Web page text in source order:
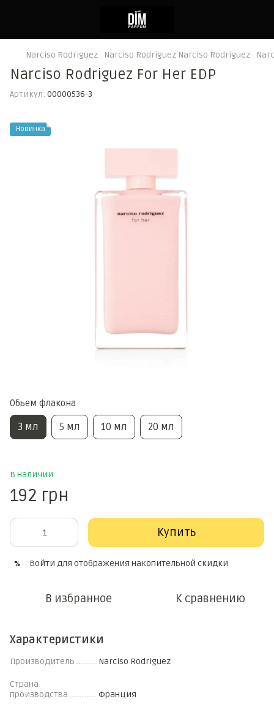
Narciso Rodriguez Narciso Rodriguez Narciso Rodriguez
Narciso Rodriguez For Her EDP
Артикул: 00000536-3
Новинка
Обьем флакона
3 мл 5 мл 10 мл 20 мл
В наличии
192 грн
Купить
% Войти для отображения накопительной скидки
В избранное К сравнению
Характеристики
Производитель Narciso Rodriguez
Страна
производства
Франция